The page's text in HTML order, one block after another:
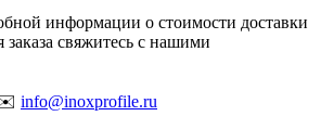
информации о стоимости доставки
свяжитесь с нашими
✉️ info@inoxprofile.ru